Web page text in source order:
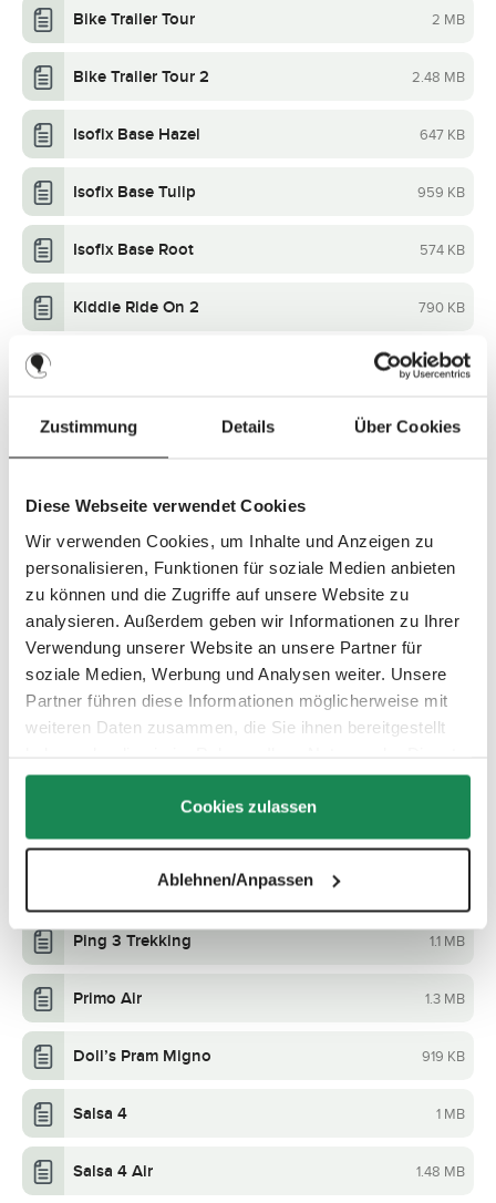
Zustimmung Details Über Cookies
Diese Webseite verwendet Cookies
Wir verwenden Cookies, um Inhalte und Anzeigen zu
personalisieren, Funktionen für soziale Medien anbieten
zu können und die Zugriffe auf unsere Website zu
analysieren. Außerdem geben wir Informationen zu Ihrer
Verwendung unserer Website an unsere Partner für
soziale Medien, Werbung und Analysen weiter. Unsere
Partner führen diese Informationen möglicherweise mit
weiteren Daten zusammen, die Sie ihnen bereitgestellt
gesammelt haben.
Cookies zulassen
Ablehnen/Anpassen
Bike Trailer Tour 2 MB
Bike Trailer Tour 2 2.48 MB
Isofix Base Hazel 647 KB
Isofix Base Tulip 959 KB
Isofix Base Root 574 KB
Kiddie Ride On 2 790 KB
812 KB
Car Seat Aspen 2 Fix i-Size 526 KB
Car Seat Lily i-Size
Car Seat Mallow 2 Fix i-Size
Car Seat Mallow Gruppe 2/3
Ping 596 KB
Ping 3 Travel
Ping 3 Trekking 1.1 MB
Primo Air 1.3 MB
Doll’s Pram Migno 919 KB
Salsa 4 1 MB
Salsa 4 Air 1.48 MB